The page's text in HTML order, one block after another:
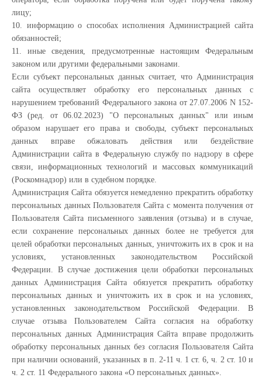
лицу;
10. информацию о способах исполнения Администрацией сайта
обязанностей;
11. иные сведения, предусмотренные настоящим Федеральным
законом или другими федеральными законами.
Если субъект персональных данных считает, что Администрация
сайта осуществляет обработку его персональных данных с
нарушением требований Федерального закона от 27.07.2006 N 152-
ФЗ (ред. от 06.02.2023) "О персональных данных" или иным
образом нарушает его права и свободы, субъект персональных
данных вправе обжаловать действия или бездействие
Администрации сайта в Федеральную службу по надзору в сфере
связи, информационных технологий и массовых коммуникаций
(Роскомнадзор) или в судебном порядке.
Администрация Сайта обязуется немедленно прекратить обработку
персональных данных Пользователя Сайта с момента получения от
Пользователя Сайта письменного заявления (отзыва) и в случае,
если сохранение персональных данных более не требуется для
целей обработки персональных данных, уничтожить их в срок и на
условиях, установленных законодательством Российской
Федерации. В случае достижения цели обработки персональных
данных Администрация Сайта обязуется прекратить обработку
персональных данных и уничтожить их в срок и на условиях,
установленных законодательством Российской Федерации. В
случае отзыва Пользователем Сайта согласия на обработку
персональных данных Администрация Сайта вправе продолжить
обработку персональных данных без согласия Пользователя Сайта
при наличии оснований, указанных в п. 2-11 ч. 1 ст. 6, ч. 2 ст. 10 и
ч. 2 ст. 11 Федерального закона «О персональных данных».